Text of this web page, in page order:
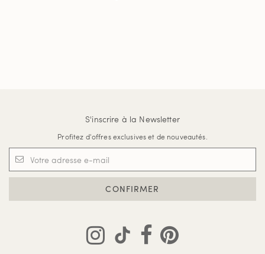
S'inscrire à la Newsletter
Profitez d'offres exclusives et de nouveautés.
CONFIRMER